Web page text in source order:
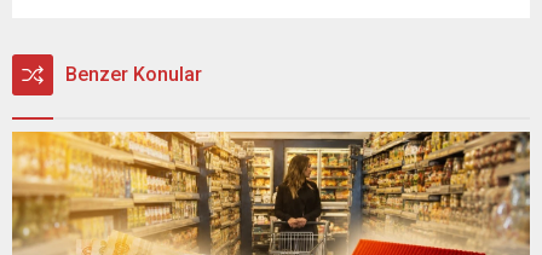
Benzer Konular